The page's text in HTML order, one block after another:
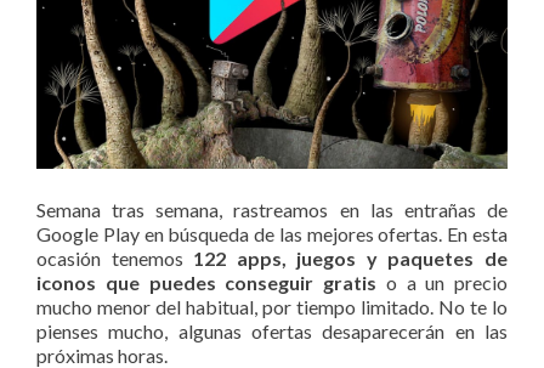
Semana tras semana, rastreamos en las entrañas de
Google Play en búsqueda de las mejores ofertas. En esta
ocasión tenemos 122 apps, juegos y paquetes de
iconos que puedes conseguir gratis o a un precio
mucho menor del habitual, por tiempo limitado. No te lo
pienses mucho, algunas ofertas desaparecerán en las
próximas horas.